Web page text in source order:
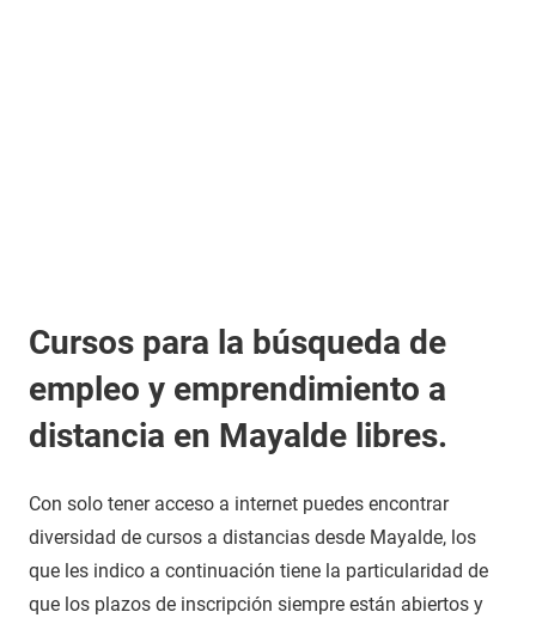
Cursos para la búsqueda de
empleo y emprendimiento a
distancia en Mayalde libres.
Con solo tener acceso a internet puedes encontrar
diversidad de cursos a distancias desde Mayalde, los
que les indico a continuación tiene la particularidad de
que los plazos de inscripción siempre están abiertos y